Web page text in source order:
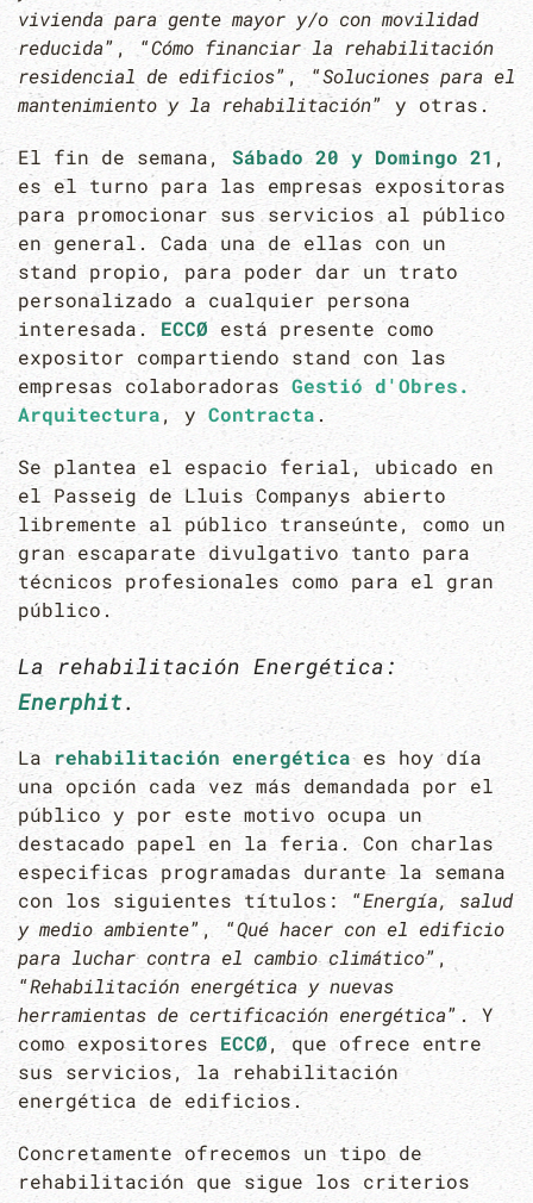
vivienda para gente mayor y/o con movilidad
reducida”, “Cómo financiar la rehabilitación
residencial de edificios”, “Soluciones para el
mantenimiento y la rehabilitación” y otras.
El fin de semana, Sábado 20 y Domingo 21 ,
es el turno para las empresas expositoras
para promocionar sus servicios al público
en general. Cada una de ellas con un
stand propio, para poder dar un trato
personalizado a cualquier persona
interesada. ECCØ está presente como
expositor compartiendo stand con las
empresas colaboradoras Gestió d'Obres.
Arquitectura, y Contracta .
Se plantea el espacio ferial, ubicado en
el Passeig de Lluis Companys abierto
libremente al público transeúnte, como un
gran escaparate divulgativo tanto para
técnicos profesionales como para el gran
público.
La rehabilitación Energética:
Enerphit.
La rehabilitación energéticaes hoy día
una opción cada vez más demandada por el
público y por este motivo ocupa un
destacado papel en la feria. Con charlas
especificas programadas durante la semana
con los siguientes títulos: “Energía, salud
y medio ambiente”, “Qué hacer con el edificio
para luchar contra el cambio climático”,
“Rehabilitación energética y nuevas
herramientas de certificación energética”. Y
como expositores ECCØ, que ofrece entre
sus servicios, la rehabilitación
energética de edificios.
Concretamente ofrecemos un tipo de
rehabilitación que sigue los criterios